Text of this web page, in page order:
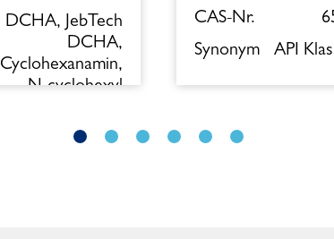
DCHA, JebTech
DCHA,
Cyclohexanamin,
N-cyclohexyl
CAS-Nr.
Synonym
API